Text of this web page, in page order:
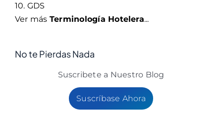
10. GDS
Ver más Terminología Hotelera...
No te Pierdas Nada
Suscribete a Nuestro Blog
Suscríbase Ahora